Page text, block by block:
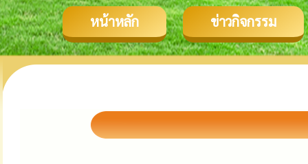
หน้าหลัก ข่าวกิจกรรม